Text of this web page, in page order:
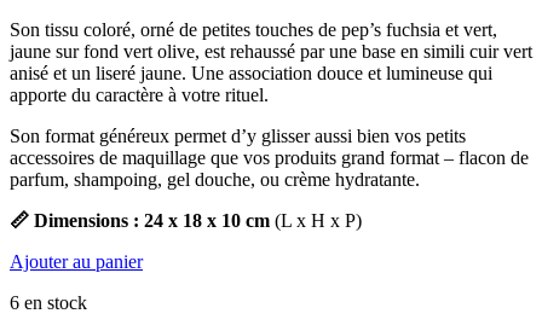
Son tissu coloré, orné de petites touches de pep’s fuchsia et vert,
jaune sur fond vert olive, est rehaussé par une base en simili cuir vert
anisé et un liseré jaune. Une association douce et lumineuse qui
apporte du caractère à votre rituel.
Son format généreux permet d’y glisser aussi bien vos petits
accessoires de maquillage que vos produits grand format – flacon de
parfum, shampoing, gel douche, ou crème hydratante.
📏 Dimensions : 24 x 18 x 10 cm (L x H x P)
Ajouter au panier
6 en stock